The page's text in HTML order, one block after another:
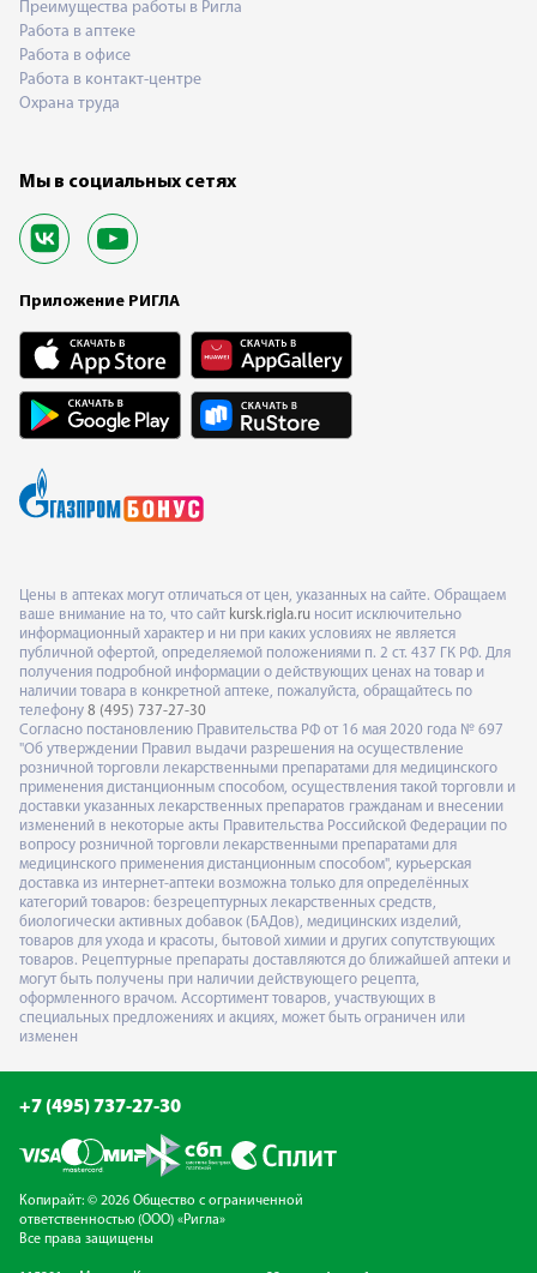
Преимущества работы в Ригла
Работа в аптеке
Работа в офисе
Работа в контакт-центре
Охрана труда
Мы в социальных сетях
Приложение РИГЛА
Цены в аптеках могут отличаться от цен, указанных на сайте. Обращаем
ваше внимание на то, что сайт kursk.rigla.ru носит исключительно
информационный характер и ни при каких условиях не является
публичной офертой, определяемой положениями п. 2 ст. 437 ГК РФ. Для
получения подробной информации о действующих ценах на товар и
наличии товара в конкретной аптеке, пожалуйста, обращайтесь по
телефону 8 (495) 737-27-30
Согласно постановлению Правительства РФ от 16 мая 2020 года № 697
"Об утверждении Правил выдачи разрешения на осуществление
розничной торговли лекарственными препаратами для медицинского
применения дистанционным способом, осуществления такой торговли и
доставки указанных лекарственных препаратов гражданам и внесении
изменений в некоторые акты Правительства Российской Федерации по
вопросу розничной торговли лекарственными препаратами для
медицинского применения дистанционным способом", курьерская
доставка из интернет-аптеки возможна только для определённых
категорий товаров: безрецептурных лекарственных средств,
биологически активных добавок (БАДов), медицинских изделий,
товаров для ухода и красоты, бытовой химии и других сопутствующих
товаров. Рецептурные препараты доставляются до ближайшей аптеки и
могут быть получены при наличии действующего рецепта,
оформленного врачом. Ассортимент товаров, участвующих в
специальных предложениях и акциях, может быть ограничен или
изменен
+7 (495) 737-27-30
Копирайт: © 2026 Общество с ограниченной
ответственностью (ООО) «Ригла»
Все права защищены